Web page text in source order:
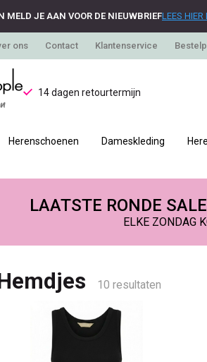
MELD JE AAN VOOR DE NIEUWBRIEFLEES HIER
ons Contact Klantenservice
14 dagen retourtermijn
Herenschoenen Dameskleding
LAATSTE RONDE
ELKE ZONDAG
10 resultaten